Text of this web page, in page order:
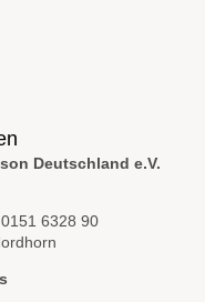
Deutschland e.V.
6328 90